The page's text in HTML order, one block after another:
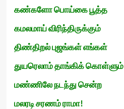
கண்களோ பொய்கை பூத்த
கமலமாய் விரிந்திருக்கும்
திண்திறல் புஜங்கள் எங்கள்
துயரெலாம் தாங்கிக் கொள்ளும்
மண்ணிலே நடந்து சென்ற
மலரடி சரணம் ராமா!